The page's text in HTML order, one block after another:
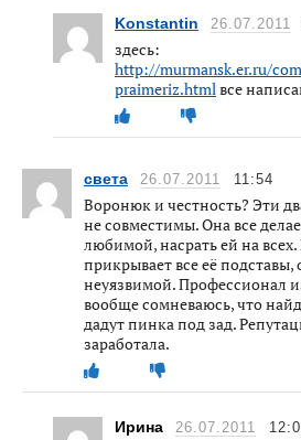
Konstantin 26.07.2011
здесь:
http://murmansk.er.ru/
praimeriz.html все
света 26.07.2011 11:54
Воронюк и честность? Эти
не совместимы. Она все
любимой, насрать ей на
прикрывает все её подставы,
неуязвимой. Профессионал
вообще сомневаюсь, что
дадут пинка под зад.
заработала.
Ирина 26.07.2011